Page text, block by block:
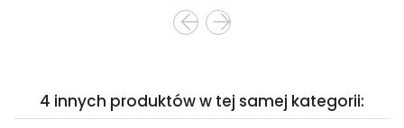
4 innych produktów w tej samej kategorii: